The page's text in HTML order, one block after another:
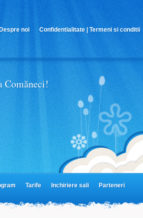
Despre noi Confidentialitate | Termeni si conditii
Comăneci!
Tarife Inchiriere sali Parteneri